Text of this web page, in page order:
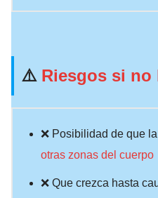
⚠️ Riesgos si
❌ Posibilidad de que
otras zonas del cuerpo
❌ Que crezca hasta